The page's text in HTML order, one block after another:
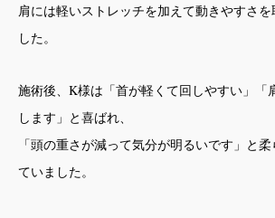
肩には軽いストレッチを加えて動きやすさ
した。
施術後、K様は「首が軽くて回しやすい」「
します」と喜ばれ、
「頭の重さが減って気分が明るいです」と
ていました。